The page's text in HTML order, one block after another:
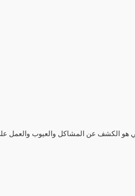
هو الكشف عن المشاكل والعيوب والعمل